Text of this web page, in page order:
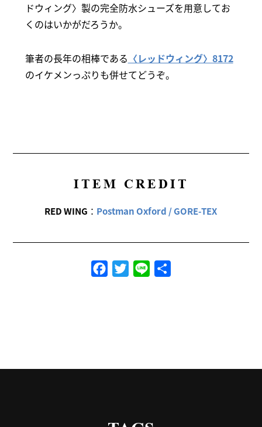
ドウィング〉製の完全防水シューズを用意してお
くのはいかがだろうか。
筆者の長年の相棒である 〈レッドウィング〉8172
のイケメンっぷりも併せてどうぞ。
ITEM CREDIT
RED WING ： Postman Oxford / GORE-TEX
FacebookTwitterLine